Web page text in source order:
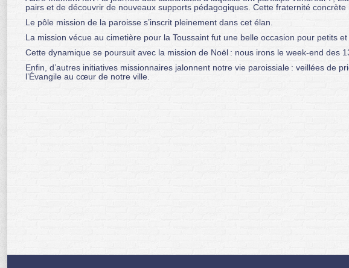
pairs et de découvrir de nouveaux supports pédagogiques. Cette fraternité
Le pôle mission de la paroisse s’inscrit pleinement dans cet élan.
La mission vécue au cimetière pour la Toussaint fut une belle occasion pour petits
Cette dynamique se poursuit avec la mission de Noël : nous irons le week-end des
Enfin, d’autres initiatives missionnaires jalonnent notre vie paroissiale : veillées
l’Évangile au cœur de notre ville.